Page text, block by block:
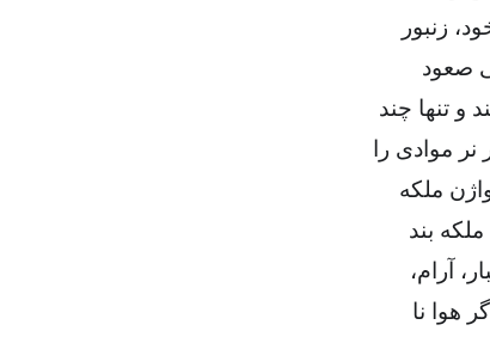
زنبور
صعود
و تنها چند
نر موادی را
ملکه
بند
آرام،
هوا نا